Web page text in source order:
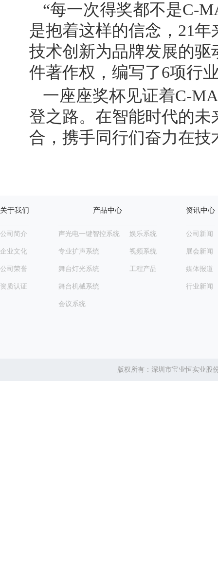
“每一次得奖都不是C-
是抱着这样的信念，21
技术创新为品牌发展的驱
件著作权，编写了6项行
一座座奖杯见证着C-
登之路。在智能时代的
合，携手同行们奋力在
关于我们
公司简介
企业文化
公司荣誉
资质认证
产品中心
声光电一键智控系统
专业扩声系统
舞台灯光系统
舞台机械系统
会议系统
娱乐系统
视频系统
工程产品
资讯中心
公司新闻
展会新闻
媒体报道
行业新闻
版权所有：深圳市宝业恒实业